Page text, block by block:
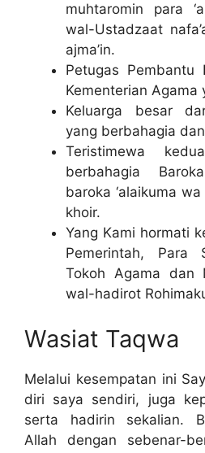
muhtaromin para
wal-Ustadzaat
ajma’in.
Petugas Pembantu
Kementerian Agama
Keluarga besar
yang berbahagia
Teristimewa
berbahagia
baroka ‘alaikuma
khoir.
Yang Kami hormati
Pemerintah, Para
Tokoh Agama dan
wal-hadirot
Wasiat Taqwa
Melalui kesempatan ini
diri saya sendiri, juga
serta hadirin sekalian.
Allah dengan sebenar-